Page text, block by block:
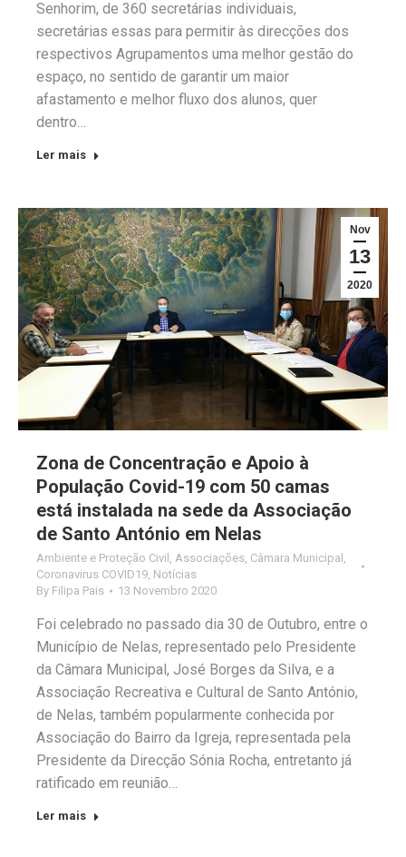
Senhorim, de 360 secretárias individuais,
secretárias essas para permitir às direcções dos
respectivos Agrupamentos uma melhor gestão do
espaço, no sentido de garantir um maior
afastamento e melhor fluxo dos alunos, quer
dentro…
Ler mais
Nov
13
2020
Zona de Concentração e Apoio à
População Covid-19 com 50 camas
está instalada na sede da Associação
de Santo António em Nelas
Ambiente e Proteção Civil Associações Câmara Municipal
Coronavirus COVID19 Notícias
By Filipa Pais 13 Novembro 2020
Foi celebrado no passado dia 30 de Outubro, entre o
Município de Nelas, representado pelo Presidente
da Câmara Municipal, José Borges da Silva, e a
Associação Recreativa e Cultural de Santo António,
de Nelas, também popularmente conhecida por
Associação do Bairro da Igreja, representada pela
Presidente da Direcção Sónia Rocha, entretanto já
ratificado em reunião…
Ler mais